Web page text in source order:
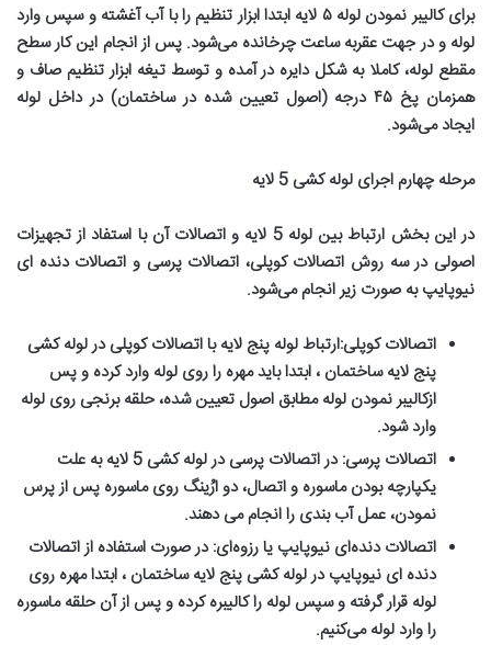
برای کالیبر نمودن لوله۵ لایه ابتدا ابزار تنظیم را با آب آغشته و سپس وارد
لوله و در جهت عقربه ساعت چرخانده می‌شود. پس از انجام این کار سطح
مقطع لوله، کاملا به شکل دایره در آمده و توسط تیغه ابزار تنظیم صاف و
همزمان پخ ۴۵ درجه (اصول تعیین شده در ساختمان) در داخل لوله
ایجاد می‌شود.
مرحله چهارم اجرای لوله کشی 5 لایه
در این بخش ارتباط بین لوله 5 لایه و اتصالات آن با استفاد از تجهیزات
اصولی در سه روش اتصالات کوپلی، اتصالات پرسی و اتصالات دنده ای
نیوپایپ به صورت زیر انجام می‌شود.
اتصالات کوپلی:ارتباط لوله پنج لایه با اتصالات کوپلی در لوله کشی
پنج لایه ساختمان ، ابتدا باید مهره را روی لوله وارد کرده و پس
ازکالیبر نمودن لوله مطابق اصول تعیین شده، حلقه برنجی روی لوله
وارد شود.
اتصالات پرسی:
در اتصالات پرسی در لوله کشی 5 لایه به علت
یکپارچه بودن ماسوره و اتصال، دو ارُینگ روی ماسوره پس از پرس
نمودن، عمل آب بندی را انجام می دهند.
اتصالات دنده‌ای نیوپایپ یا رزوه‌ای:در صورت استفاده از اتصالات
دنده ای نیوپایپ در لوله کشی پنج لایه ساختمان ، ابتدا مهره روی
لوله قرار گرفته و سپس لوله را کالیبره کرده و پس از آن حلقه ماسوره
را وارد لوله می‌کنیم.